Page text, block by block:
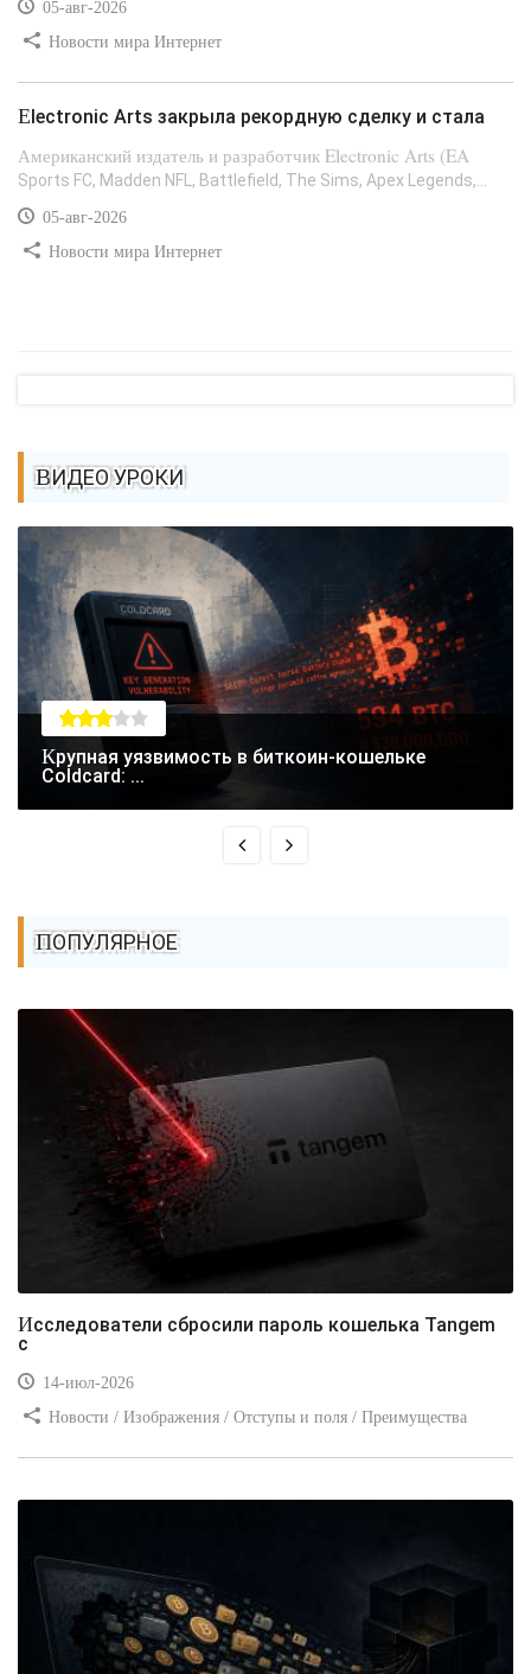
05-авг-2026
Новости мира Интернет
Electronic Arts закрыла рекордную сделку и стала
Американский издатель и разработчик Electronic Arts (EA
Sports FC, Madden NFL, Battlefield, The Sims, Apex Legends,...
05-авг-2026
Новости мира Интернет
ВИДЕО УРОКИ
Крупная уязвимость в биткоин-кошельке
Coldcard: ...
ПОПУЛЯРНОЕ
Исследователи сбросили пароль кошелька Tangem
с
14-июл-2026
Новости / Изображения / Отступы и поля / Преимущества